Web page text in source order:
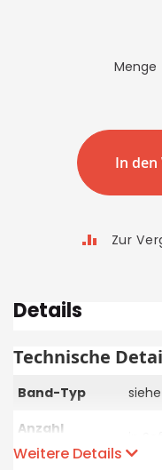
Menge
In
Zur
Details
Technische
Band-Typ siehe
Anzahl
Schriftarten
Weitere Details